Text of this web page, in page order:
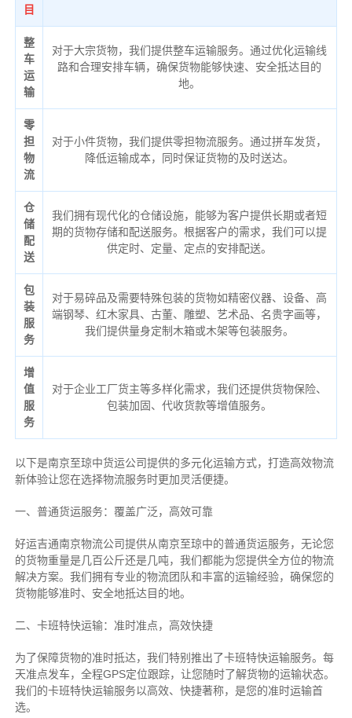
目
整
车
运
输
对于大宗货物，我们提供整车运输服务。通过优化运输线
路和合理安排车辆，确保货物能够快速、安全抵达目的
地。
零
担
物
流
对于小件货物，我们提供零担物流服务。通过拼车发货，
降低运输成本，同时保证货物的及时送达。
仓
储
配
送
我们拥有现代化的仓储设施，能够为客户提供长期或者短
期的货物存储和配送服务。根据客户的需求，我们可以提
供定时、定量、定点的安排配送。
包
装
服
务
对于易碎品及需要特殊包装的货物如精密仪器、设备、高
端钢琴、红木家具、古董、雕塑、艺术品、名贵字画等，
我们提供量身定制木箱或木架等包装服务。
增
值
服
务
对于企业工厂货主等多样化需求，我们还提供货物保险、
包装加固、代收货款等增值服务。
以下是南京至琼中货运公司提供的多元化运输方式，打造高效物流
新体验让您在选择物流服务时更加灵活便捷。
一、普通货运服务：覆盖广泛，高效可靠
好运吉通南京物流公司提供从南京至琼中的普通货运服务，无论您
的货物重量是几百公斤还是几吨，我们都能为您提供全方位的物流
解决方案。我们拥有专业的物流团队和丰富的运输经验，确保您的
货物能够准时、安全地抵达目的地。
二、卡班特快运输：准时准点，高效快捷
为了保障货物的准时抵达，我们特别推出了卡班特快运输服务。每
天准点发车，全程GPS定位跟踪，让您随时了解货物的运输状态。
我们的卡班特快运输服务以高效、快捷著称，是您的准时运输首
选。